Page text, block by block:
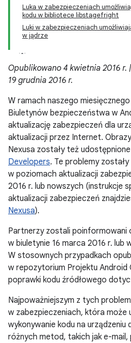
Luka w zabezpieczeniach
kodu w bibliotece libstagefright
Luki w zabezpieczeniach
w jądrze
Opublikowano 4 kwietnia 2016 r.
19 grudnia 2016 r.
W ramach naszego
Biuletynów bezpieczeństwa w
aktualizację zabezpieczeń dla
aktualizacji przez Internet.
Nexusa zostały też
Developers. Te problemy
w poziomach aktualizacji
2016 r. lub nowszych (instrukcje
aktualizacji zabezpieczeń
Nexusa).
Partnerzy zostali poinformowani
w biuletynie 16 marca 2016 r. lub
W stosownych przypadkach
w repozytorium Projektu Android
poprawki kodu źródłowego
Najpoważniejszym z tych
w zabezpieczeniach, która może
wykonywanie kodu na
różnych metod, takich jak e-mail,